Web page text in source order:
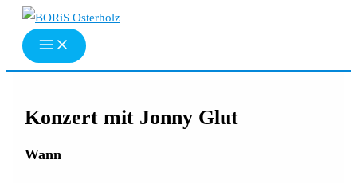
Zum
Inhalt
springen
Konzert mit Jonny Glut
Wann